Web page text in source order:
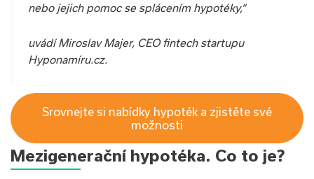
nebo jejich pomoc se splácením hypotéky,“
uvádí Miroslav Majer, CEO fintech startupu
Hyponamíru.cz.
Srovnejte si nabídky hypoték a zjistěte své
možnosti
Mezigenerační hypotéka. Co to je?